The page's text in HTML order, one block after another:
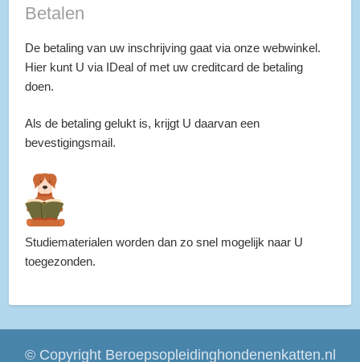
Betalen
De betaling van uw inschrijving gaat via onze webwinkel.
Hier kunt U via IDeal of met uw creditcard de betaling
doen.
Als de betaling gelukt is, krijgt U daarvan een
bevestigingsmail.
Studiematerialen worden dan zo snel mogelijk naar U
toegezonden.
© Copyright Beroepsopleidinghondenenkatten.nl